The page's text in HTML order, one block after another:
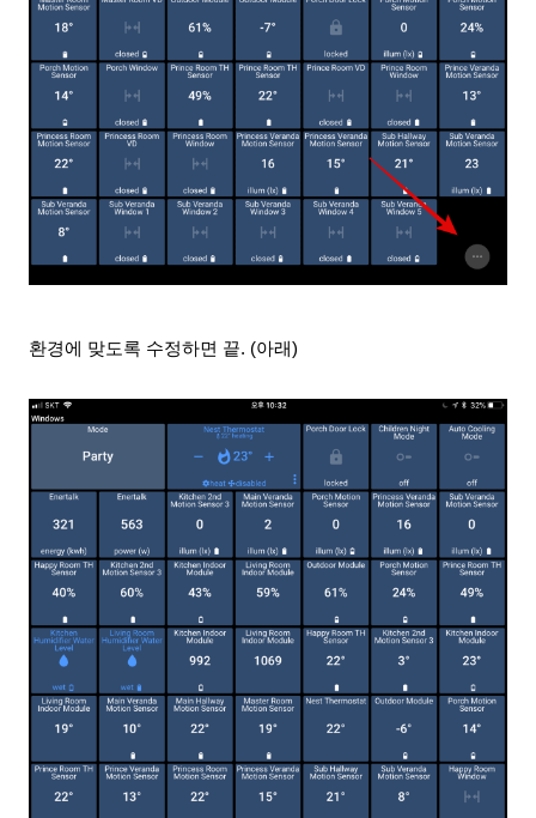
환경에 맞도록 수정하면 끝. (아래)